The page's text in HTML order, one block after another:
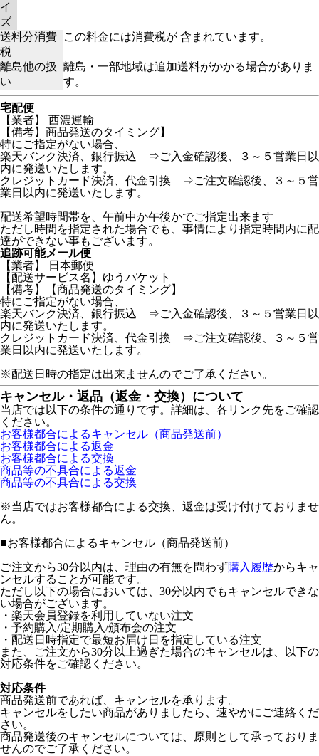
イ
ズ
送料分消費
税
この料金には消費税が 含まれています。
離島他の扱
い
離島・一部地域は追加送料がかかる場合がありま
す。
宅配便
【業者】 西濃運輸
【備考】商品発送のタイミング】
特にご指定がない場合、
楽天バンク決済、銀行振込 ⇒ご入金確認後、３～５営業日以
内に発送いたします。
クレジットカード決済、代金引換 ⇒ご注文確認後、３～５営
業日以内に発送いたします。
配送希望時間帯を、午前中か午後かでご指定出来ます
ただし時間を指定された場合でも、事情により指定時間内に配
達ができない事もございます。
追跡可能メール便
【業者】 日本郵便
【配送サービス名】ゆうパケット
【備考】【商品発送のタイミング】
特にご指定がない場合、
楽天バンク決済、銀行振込 ⇒ご入金確認後、３～５営業日以
内に発送いたします。
クレジットカード決済、代金引換 ⇒ご注文確認後、３～５営
業日以内に発送いたします。
※配送日時の指定は出来ませんのでご了承ください。
キャンセル・返品（返金・交換）について
当店では以下の条件の通りです。詳細は、各リンク先をご確認
ください。
お客様都合によるキャンセル（商品発送前）
お客様都合による返金
お客様都合による交換
商品等の不具合による返金
商品等の不具合による交換
※当店ではお客様都合による交換、返金は受け付けておりませ
ん。
■お客様都合によるキャンセル（商品発送前）
ご注文から30分以内は、理由の有無を問わず購入履歴からキャ
ンセルすることが可能です。
ただし以下の場合においては、30分以内でもキャンセルできな
い場合がございます。
・楽天会員登録を利用していない注文
・予約購入/定期購入/頒布会の注文
・配送日時指定で最短お届け日を指定している注文
また、ご注文から30分以上過ぎた場合のキャンセルは、以下の
対応条件をご確認ください。
対応条件
商品発送前であれば、キャンセルを承ります。
キャンセルをしたい商品がありましたら、速やかにご連絡くだ
さい。
商品発送後のキャンセルについては、原則として承っておりま
せんのでご了承ください。